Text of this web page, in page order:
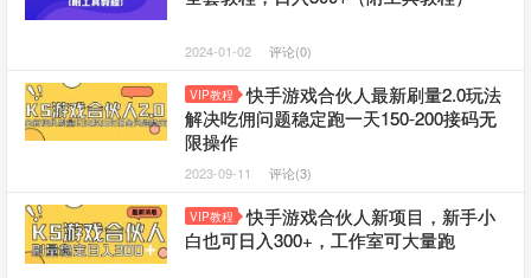
2024-01-02 评论(0)
VIP教程
快手游戏合伙人最新刷量2.0玩法
解决吃佣问题稳定跑一天150-200接码无
限操作
2023-09-11 评论(3)
VIP教程
快手游戏合伙人新项目，新手小
白也可日入300+，工作室可大量跑